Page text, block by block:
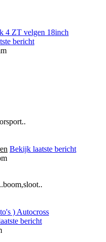
4 ZT velgen 18inch
bericht
Bekijk laatste bericht
) Autocross
bericht